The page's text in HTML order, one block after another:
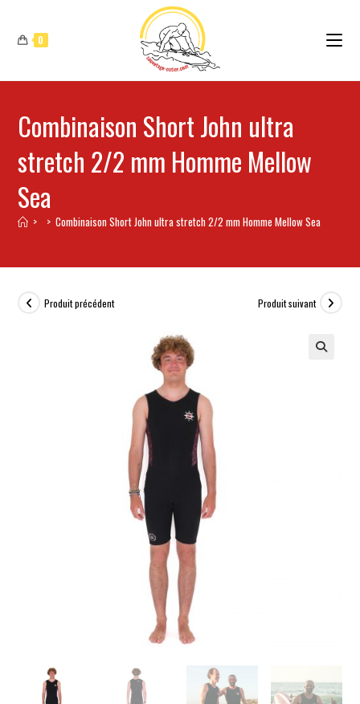
0
Combinaison Short John ultra
stretch 2/2 mm Homme Mellow
Sea
> > Combinaison Short John ultra stretch 2/2 mm Homme Mellow Sea
Produit précédent Produit suivant